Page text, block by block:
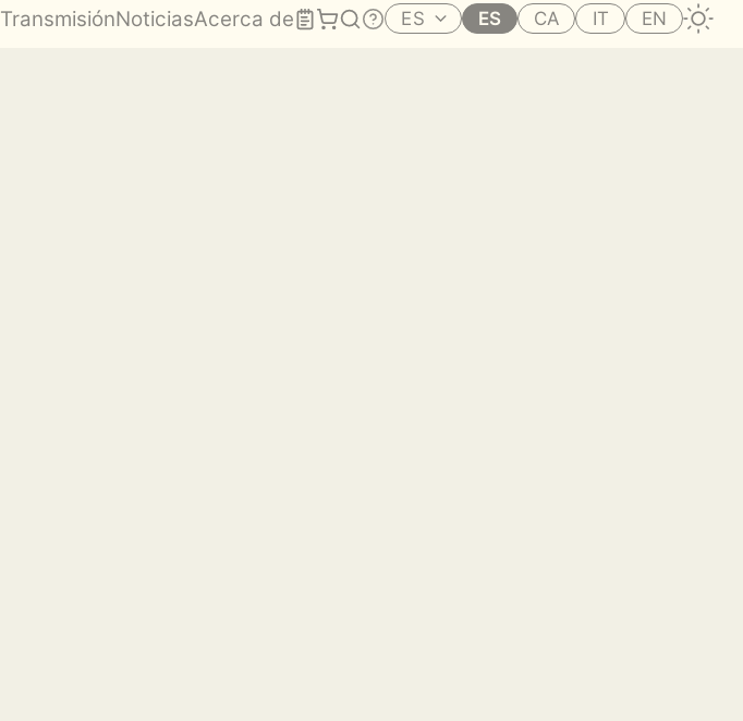
TransmisiónNoticiasAcerca de ES ES CA IT EN